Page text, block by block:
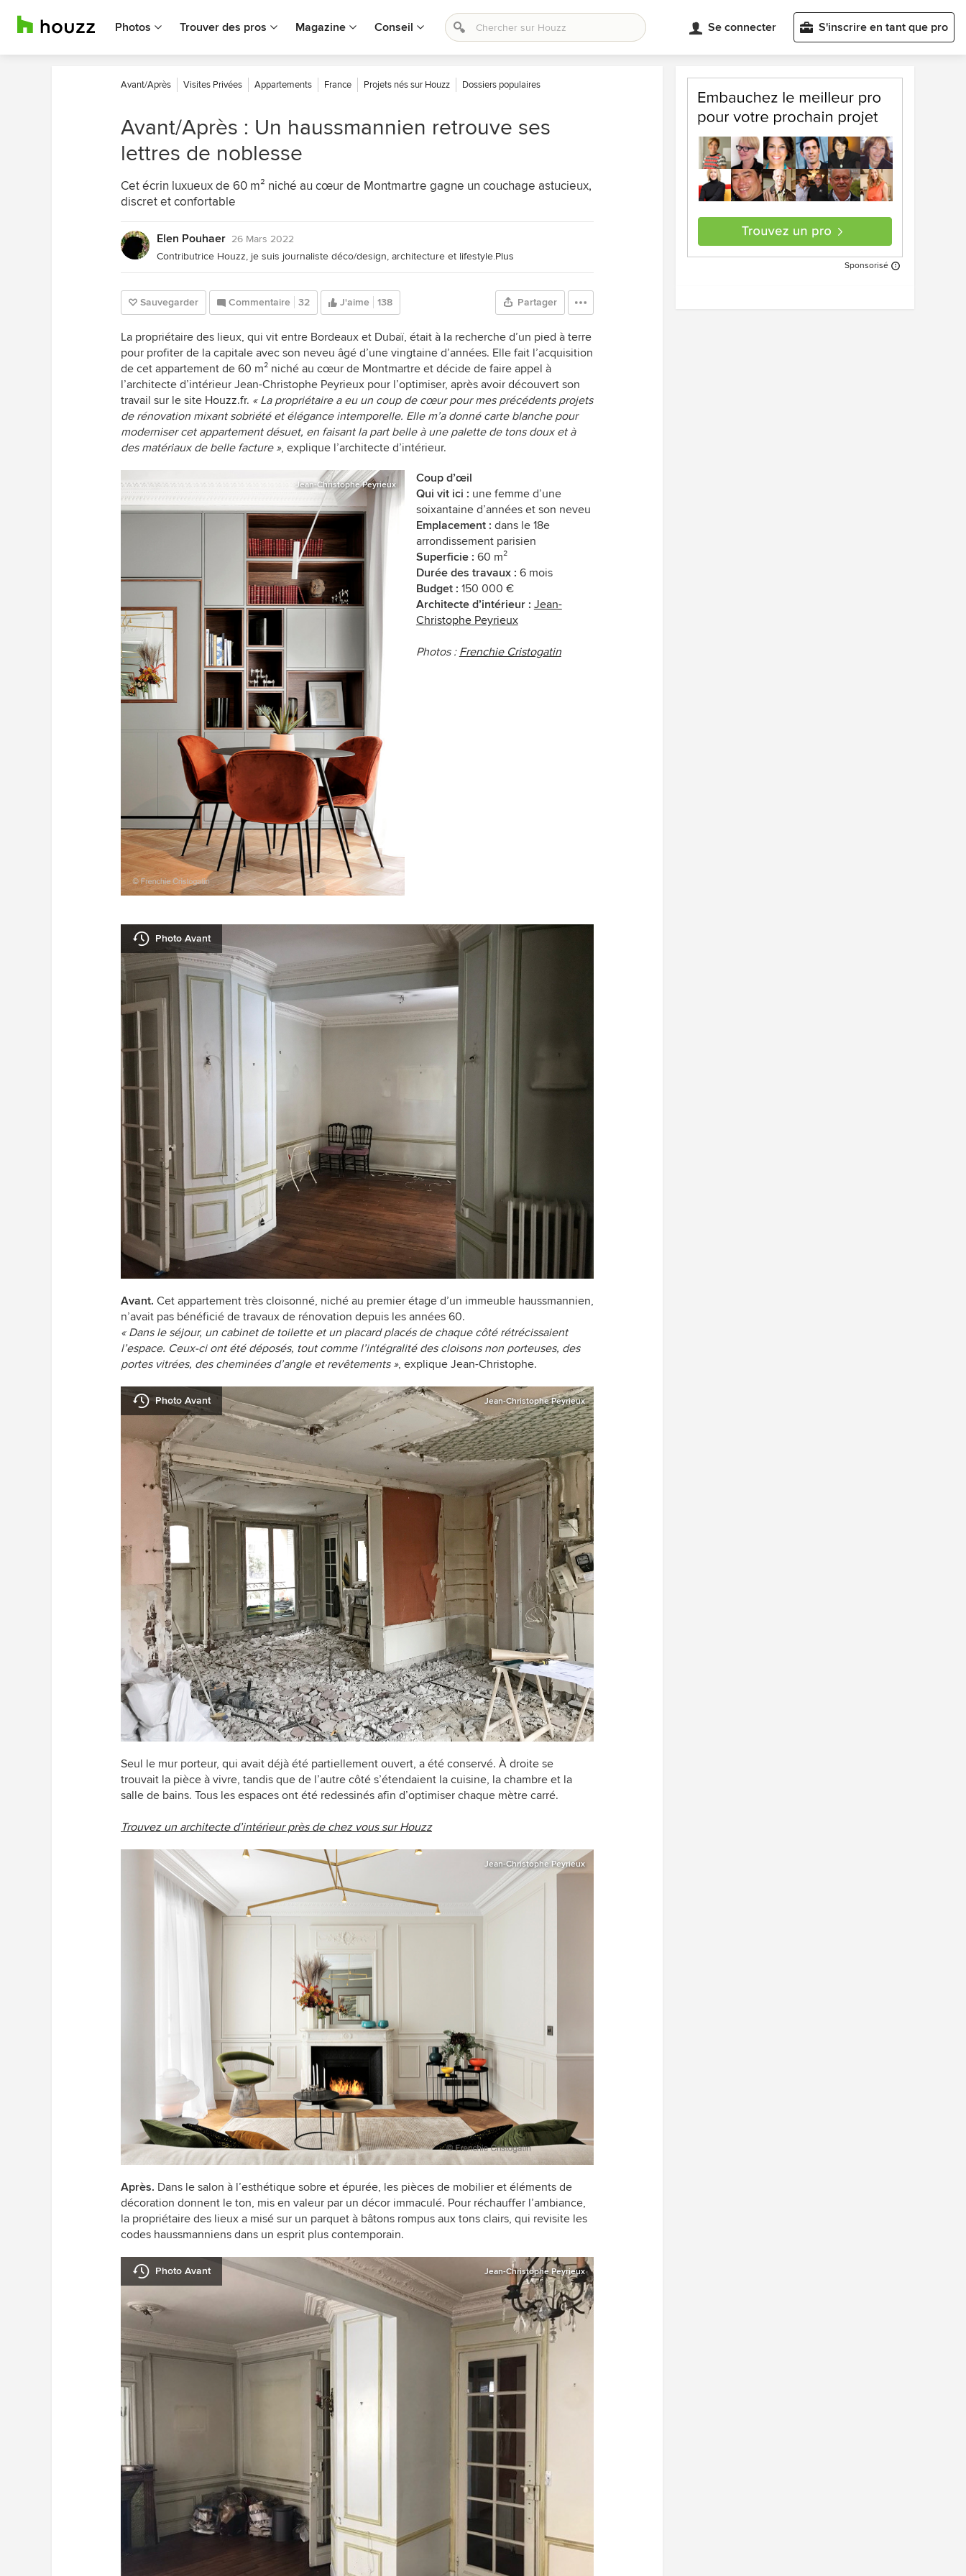
Photos Trouver des pros Magazine Conseil Se connecter S'inscrire en tant que pro
Avant/Après Visites Privées Appartements France Projets nés sur Houzz Dossiers populaires
Avant/Après : Un haussmannien retrouve ses
lettres de noblesse
Cet écrin luxueux de 60 m² niché au cœur de Montmartre gagne un couchage astucieux,
discret et confortable
Elen Pouhaer 26 Mars 2022
Contributrice Houzz, je suis journaliste déco/design, architecture et lifestyle.Plus
Sauvegarder Commentaire 32 J'aime 138 Partager
La propriétaire des lieux, qui vit entre Bordeaux et Dubaï, était à la recherche d’un pied à terre
pour profiter de la capitale avec son neveu âgé d’une vingtaine d’années. Elle fait l’acquisition
de cet appartement de 60 m² niché au cœur de Montmartre et décide de faire appel à
l’architecte d’intérieur Jean-Christophe Peyrieux pour l’optimiser, après avoir découvert son
travail sur le site Houzz.fr. « La propriétaire a eu un coup de cœur pour mes précédents projets
de rénovation mixant sobriété et élégance intemporelle. Elle m’a donné carte blanche pour
moderniser cet appartement désuet, en faisant la part belle à une palette de tons doux et à
des matériaux de belle facture », explique l’architecte d’intérieur.
Jean-Christophe Peyrieux
Coup d’œil
Qui vit ici : une femme d’une
soixantaine d’années et son neveu
Emplacement : dans le 18e
arrondissement parisien
Superficie : 60 m²
Durée des travaux : 6 mois
Budget : 150 000 €
Architecte d’intérieur: Jean-
Christophe Peyrieux
Photos : Frenchie Cristogatin
Photo Avant
Avant. Cet appartement très cloisonné, niché au premier étage d’un immeuble haussmannien,
n’avait pas bénéficié de travaux de rénovation depuis les années 60.
« Dans le séjour, un cabinet de toilette et un placard placés de chaque côté rétrécissaient
l’espace. Ceux-ci ont été déposés, tout comme l’intégralité des cloisons non porteuses, des
portes vitrées, des cheminées d’angle et revêtements », explique Jean-Christophe.
Photo Avant Jean-Christophe Peyrieux
Seul le mur porteur, qui avait déjà été partiellement ouvert, a été conservé. À droite se
trouvait la pièce à vivre, tandis que de l’autre côté s’étendaient la cuisine, la chambre et la
salle de bains. Tous les espaces ont été redessinés afin d’optimiser chaque mètre carré.
Trouvez un architecte d’intérieur près de chez vous sur Houzz
Jean-Christophe Peyrieux
Après. Dans le salon à l’esthétique sobre et épurée, les pièces de mobilier et éléments de
décoration donnent le ton, mis en valeur par un décor immaculé. Pour réchauffer l’ambiance,
la propriétaire des lieux a misé sur un parquet à bâtons rompus aux tons clairs, qui revisite les
codes haussmanniens dans un esprit plus contemporain.
Photo Avant Jean-Christophe Peyrieux
Sponsorisé